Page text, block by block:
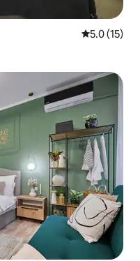
औसत रेटिंग 5
5.0 (15)